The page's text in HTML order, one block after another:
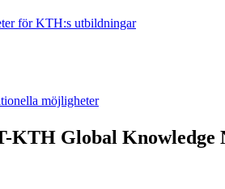
för KTH:s utbildningar
möjligheter
KTH Global Knowledge